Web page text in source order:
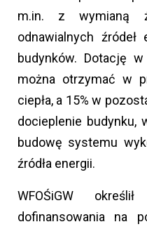
m.in. z wymianą
odnawialnych
budynków. Dotację
można otrzymać w
ciepła, a 15% w
docieplenie budynku,
budowę systemu
źródła energii.
WFOŚiGW
dofinansowania na